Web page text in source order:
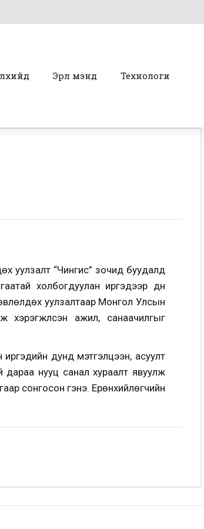
Эрүүл мэнд Технологи
уулзалт “Чингис” зочид буудалд
холбогдуулан иргэдээр дүн
уулзалтаар Монгол Улсын
ажил, санаачилгыг
дунд мэтгэлцээн, асуулт
дараа нууц санал хураалт явуулж
сонгосон гэнэ. Ерөнхийлөгчийн